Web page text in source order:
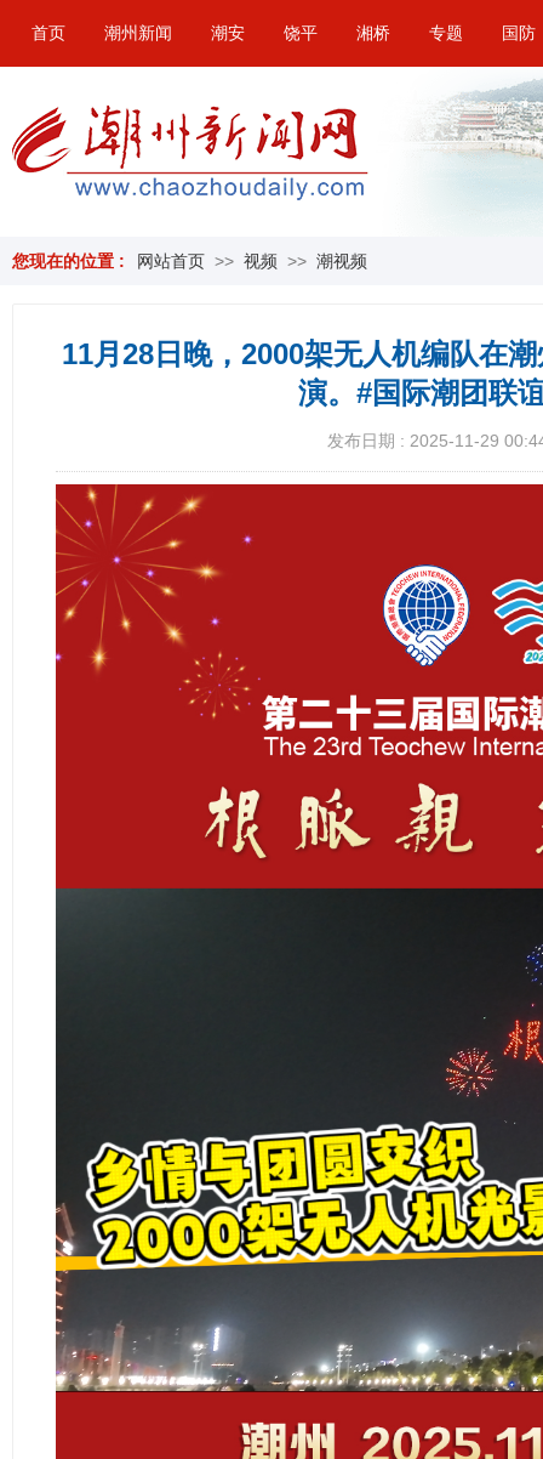
首页 潮州新闻 潮安 饶平 湘桥 专题 国防
您现在的位置 : 网站首页 >> 视频 >> 潮视频
11月28日晚，2000架无人机编队在
演。#国际潮团联
发布日期 : 2025-11-29